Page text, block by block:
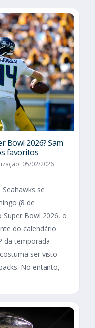
Bowl 2026? Sam
favoritos
05/02/2026
se
(8 de
Super Bowl 2026, o
do calendário
da temporada
ser visto
No entanto,